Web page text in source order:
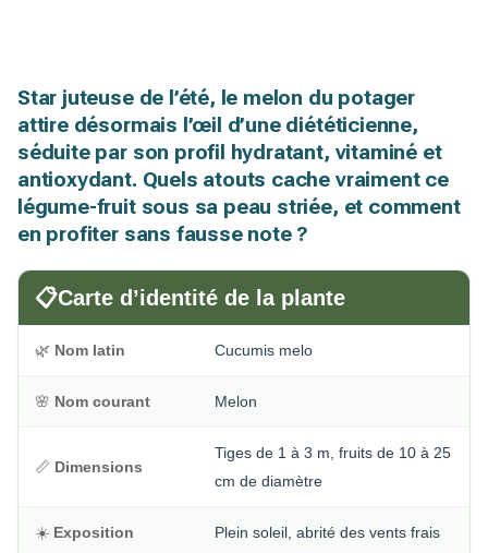
Star juteuse de l’été, le melon du potager
attire désormais l’œil d’une diététicienne,
séduite par son profil hydratant, vitaminé et
antioxydant. Quels atouts cache vraiment ce
légume-fruit sous sa peau striée, et comment
en profiter sans fausse note ?
📋Carte d’identité de la plante
🌿 Nom latin Cucumis melo
🌸 Nom courant Melon
📏 Dimensions
Tiges de 1 à 3 m, fruits de 10 à 25
cm de diamètre
☀️ Exposition Plein soleil, abrité des vents frais